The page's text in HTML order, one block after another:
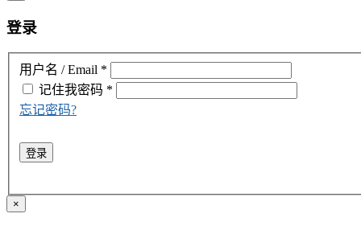
登录
用户名 / Email *
密码 *
记住我
忘记密码?
登录
×